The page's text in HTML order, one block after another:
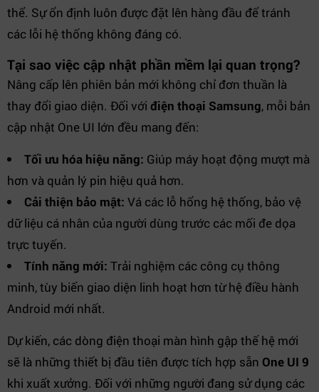
thể. Sự ổn định luôn được đặt lên hàng đầu để tránh
các lỗi hệ thống không đáng có.
Tại sao việc cập nhật phần mềm lại quan trọng?
Nâng cấp lên phiên bản mới không chỉ đơn thuần là
thay đổi giao diện. Đối với điện thoại Samsung, mỗi bản
cập nhật One UI lớn đều mang đến:
Tối ưu hóa hiệu năng: Giúp máy hoạt động mượt mà
hơn và quản lý pin hiệu quả hơn.
Cải thiện bảo mật: Vá các lỗ hổng hệ thống, bảo vệ
dữ liệu cá nhân của người dùng trước các mối đe dọa
trực tuyến.
Tính năng mới: Trải nghiệm các công cụ thông
minh, tùy biến giao diện linh hoạt hơn từ hệ điều hành
Android mới nhất.
Dự kiến, các dòng điện thoại màn hình gập thế hệ mới
sẽ là những thiết bị đầu tiên được tích hợp sẵn One UI 9
khi xuất xưởng. Đối với những người đang sử dụng các